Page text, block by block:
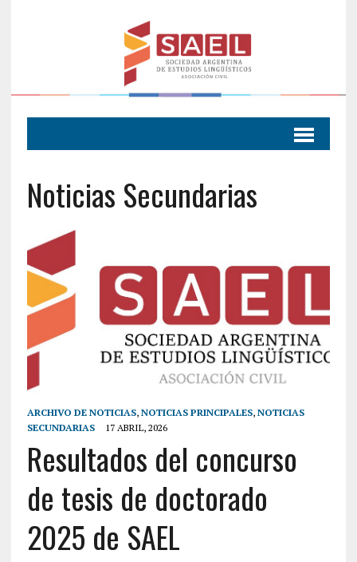
Noticias Secundarias
ARCHIVO DE NOTICIAS, NOTICIAS PRINCIPALES, NOTICIAS
SECUNDARIAS
17 ABRIL, 2026
Resultados del concurso
de tesis de doctorado
2025 de SAEL